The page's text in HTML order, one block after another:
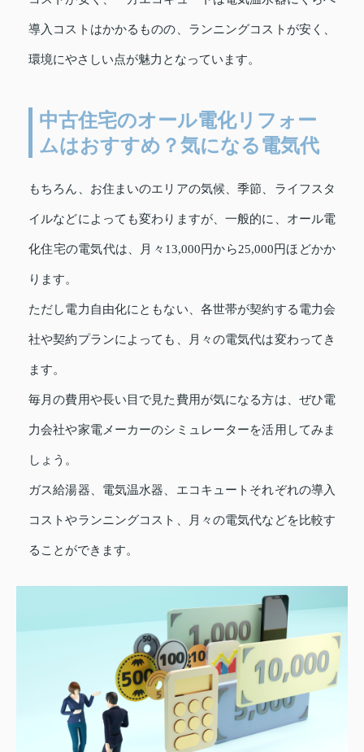
導入コストはかかるものの、ランニングコストが安く、
環境にやさしい点が魅力となっています。
中古住宅のオール電化リフォー
ムはおすすめ？気になる電気代
もちろん、お住まいのエリアの気候、季節、ライフスタ
イルなどによっても変わりますが、一般的に、オール電
化住宅の電気代は、月々13,000円から25,000円ほどかか
ります。
ただし電力自由化にともない、各世帯が契約する電力会
社や契約プランによっても、月々の電気代は変わってき
ます。
毎月の費用や長い目で見た費用が気になる方は、ぜひ電
力会社や家電メーカーのシミュレーターを活用してみま
しょう。
ガス給湯器、電気温水器、エコキュートそれぞれの導入
コストやランニングコスト、月々の電気代などを比較す
ることができます。